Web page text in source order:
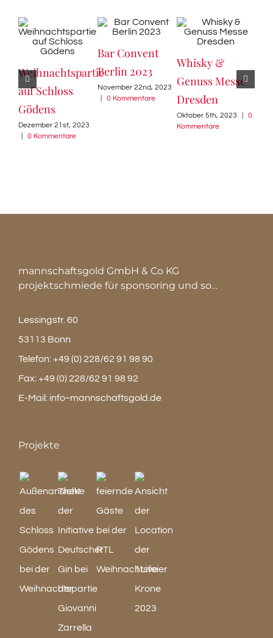
Weihnachtspartie
auf Schloss
Gödens
Dezember 21st, 2023
0 Kommentare
Bar Convent
Berlin 2023
November 22nd, 2023
0 Kommentare
Whisky &
Genuss Messe
Dresden
Oktober 5th, 2023
0
Kommentare
mannschaftsgold GmbH & Co KG
projektschmiede für sponsoring und so…
Lessingstr. 60
53113 Bonn
Telefon:+49 (0) 228/62 91 98 90
Fax:+49 (0) 228/62 91 98 92
E-Mail: info~mannschaftsgold.de
Projekte